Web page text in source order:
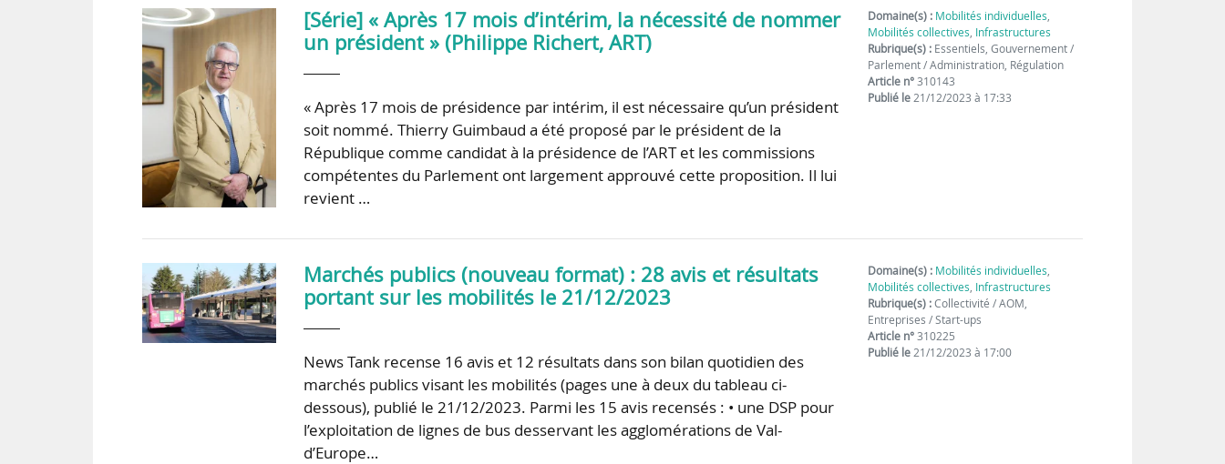
[Série] « Après 17 mois d’intérim, la nécessité de nommer
un président » (Philippe Richert, ART)
« Après 17 mois de présidence par intérim, il est nécessaire qu’un président
soit nommé. Thierry Guimbaud a été proposé par le président de la
République comme candidat à la présidence de l’ART et les commissions
compétentes du Parlement ont largement approuvé cette proposition. Il lui
revient …
Domaine(s) : Mobilités individuelles,
Mobilités collectives, Infrastructures
Rubrique(s) : Essentiels, Gouvernement /
Parlement / Administration, Régulation
Article n°310143
Publié le21/12/2023 à 17:33
Marchés publics (nouveau format) : 28 avis et résultats
portant sur les mobilités le 21/12/2023
News Tank recense 16 avis et 12 résultats dans son bilan quotidien des
marchés publics visant les mobilités (pages une à deux du tableau ci-
dessous), publié le 21/12/2023. Parmi les 15 avis recensés : • une DSP pour
l’exploitation de lignes de bus desservant les agglomérations de Val-
d’Europe…
Domaine(s) : Mobilités individuelles,
Mobilités collectives, Infrastructures
Rubrique(s) :Collectivité / AOM,
Entreprises / Start-ups
Article n°310225
Publié le21/12/2023 à 17:00